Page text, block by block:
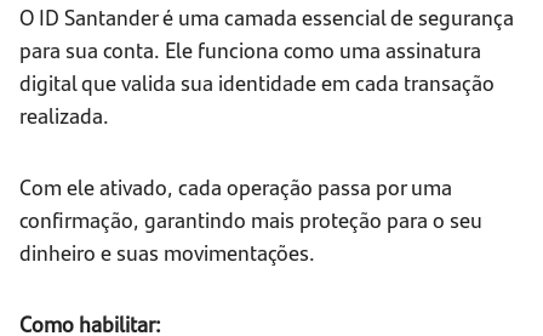
O ID Santander é uma camada essencial de segurança
para sua conta. Ele funciona como uma assinatura
digital que valida sua identidade em cada transação
realizada.
Com ele ativado, cada operação passa por uma
confirmação, garantindo mais proteção para o seu
dinheiro e suas movimentações.
Como habilitar: